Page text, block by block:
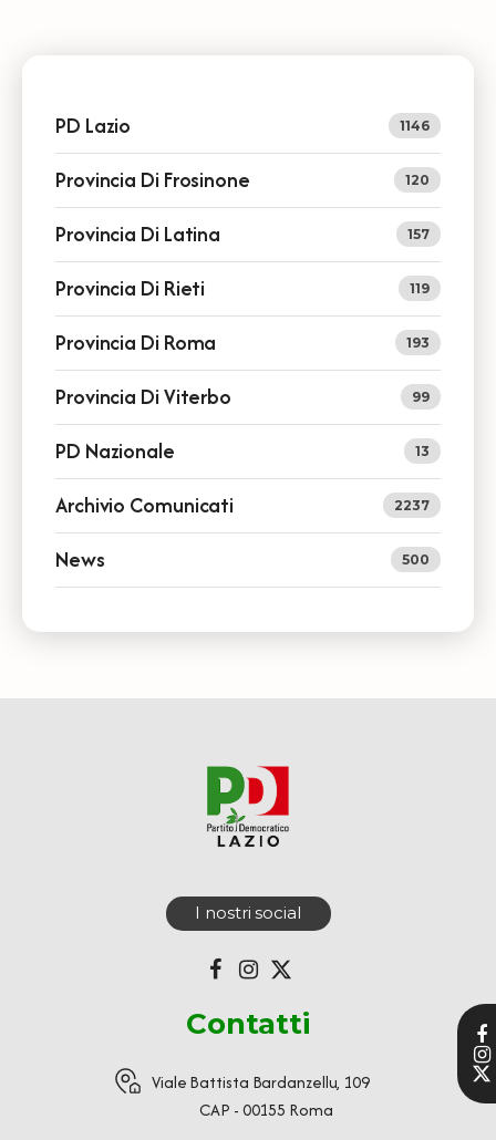
PD Lazio 1146
Provincia Di Frosinone 120
Provincia Di Latina 157
Provincia Di Rieti 119
Provincia Di Roma 193
Provincia Di Viterbo 99
PD Nazionale 13
Archivio Comunicati 2237
News 500
I nostri social
Contatti
Viale Battista Bardanzellu, 109
CAP - 00155 Roma